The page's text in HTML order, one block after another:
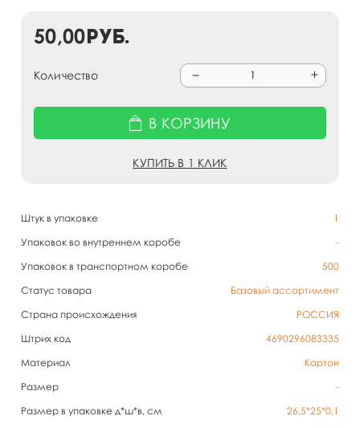
Штук в упаковке
1
Упаковок во внутреннем коробе
-
Упаковок в транспортном коробе
500
Статус товара
Базовый ассортимент
Страна происхождения
РОССИЯ
Штрих код
4690296083335
Материал
Картон
Размер
-
Размер в упаковке д*ш*в, см
26,5*25*0,1
50,00руб.
Количество
В КОРЗИНУ
КУПИТЬ В 1 КЛИК